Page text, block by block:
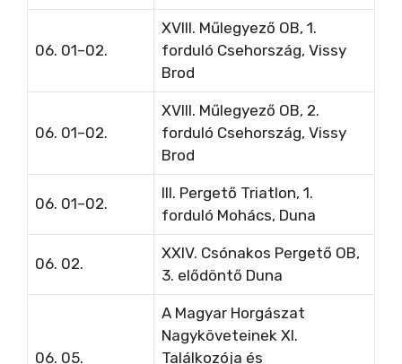
06. 01–02.
XVIII. Műlegyező OB, 1.
forduló Csehország, Vissy
Brod
06. 01–02.
XVIII. Műlegyező OB, 2.
forduló Csehország, Vissy
Brod
06. 01–02.
III. Pergető Triatlon, 1.
forduló Mohács, Duna
06. 02.
XXIV. Csónakos Pergető OB,
3. elődöntő Duna
06. 05.
A Magyar Horgászat
Nagyköveteinek XI.
Találkozója és